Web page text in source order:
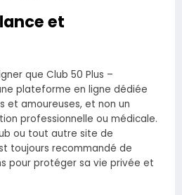
et
que Club 50 Plus –
plateforme en ligne dédiée
et amoureuses, et non un
professionnelle ou médicale.
ou tout autre site de
toujours recommandé de
pour protéger sa vie privée et